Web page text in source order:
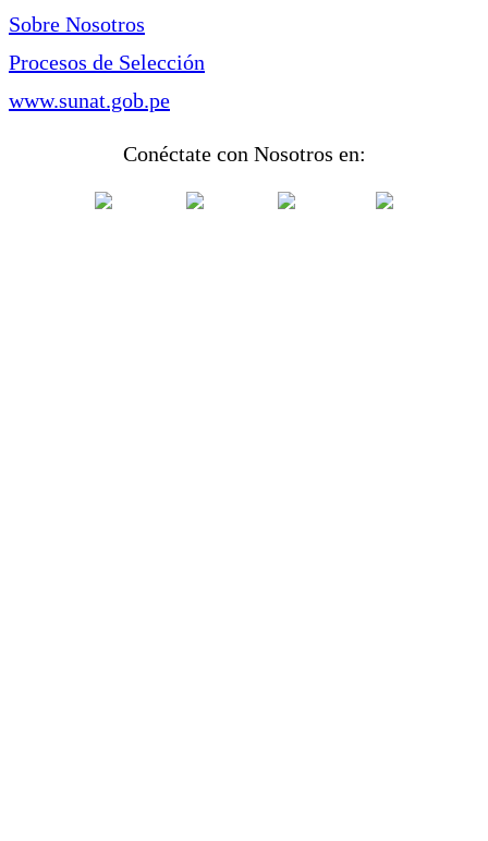
Sobre Nosotros
Procesos de Selección
www.sunat.gob.pe
Conéctate con Nosotros en: